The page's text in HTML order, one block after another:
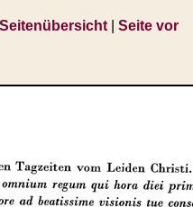
Seitenübersicht| Seite vor